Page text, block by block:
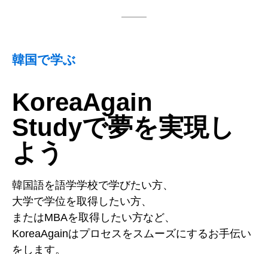
韓国で学ぶ
KoreaAgain
Studyで夢を実現し
よう
韓国語を語学学校で学びたい方、
大学で学位を取得したい方、
またはMBAを取得したい方など、
KoreaAgainはプロセスをスムーズにするお手伝い
をします。